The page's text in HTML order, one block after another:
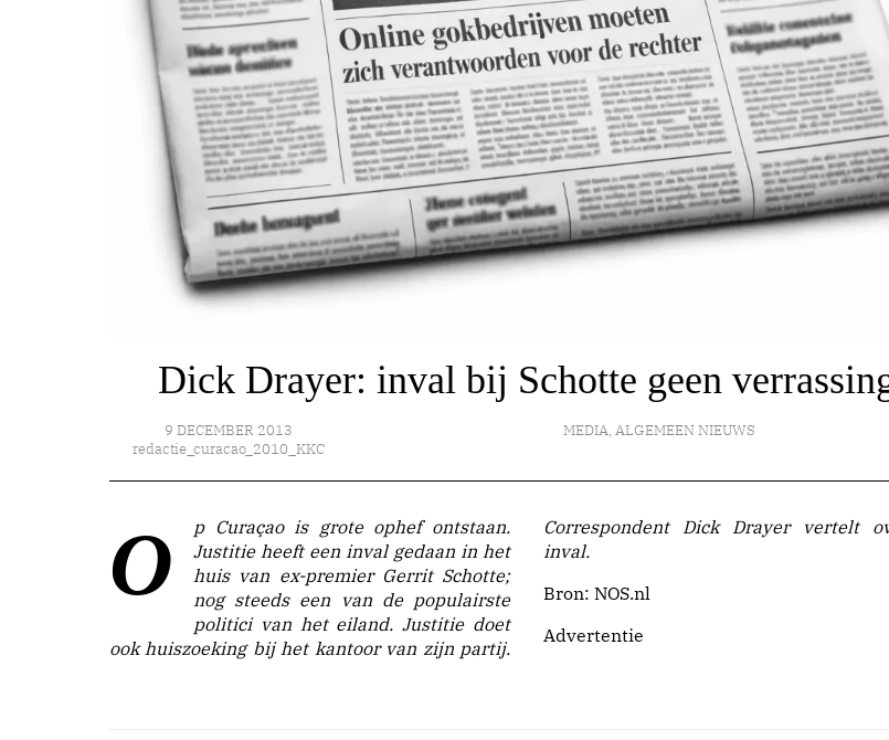
Dick Drayer: inval bij Schotte geen
9 DECEMBER 2013
redactie_curacao_2010_KKC
MEDIA, ALGEMEEN NIEUWS
Op Curaçao is grote ophef ontstaan.
Justitie heeft een inval gedaan in het
huis van ex-premier Gerrit Schotte;
nog steeds een van de populairste
politici van het eiland. Justitie doet
ook huiszoeking bij het kantoor van zijn partij.
Correspondent Dick Drayer vertelt over de
inval.
Bron: NOS.nl
Advertentie